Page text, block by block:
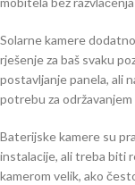
Solarne kamere
rješenje za baš svaku
postavljanje panela, ali
potrebu za održavanjem
Baterijske kamere su
instalacije, ali treba biti
kamerom velik, ako